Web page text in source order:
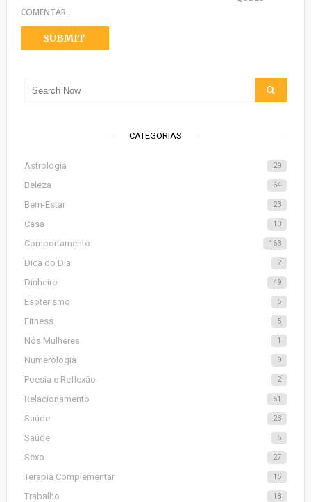
COMENTAR.
CATEGORIAS
Astrologia 29
Beleza 64
Bem-Estar 23
Casa 10
Comportamento 163
Dica do Dia 2
Dinheiro 49
Esoterismo 5
Fitness 5
Nós Mulheres 1
Numerologia 9
Poesia e Reflexão 2
Relacionamento 61
Saúde 23
Saúde 6
Sexo 27
Terapia Complementar 15
Trabalho 18